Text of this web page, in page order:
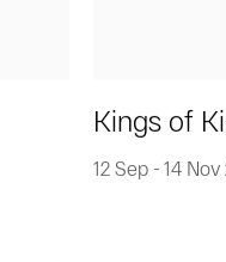
Kings of
12 Sep - 14